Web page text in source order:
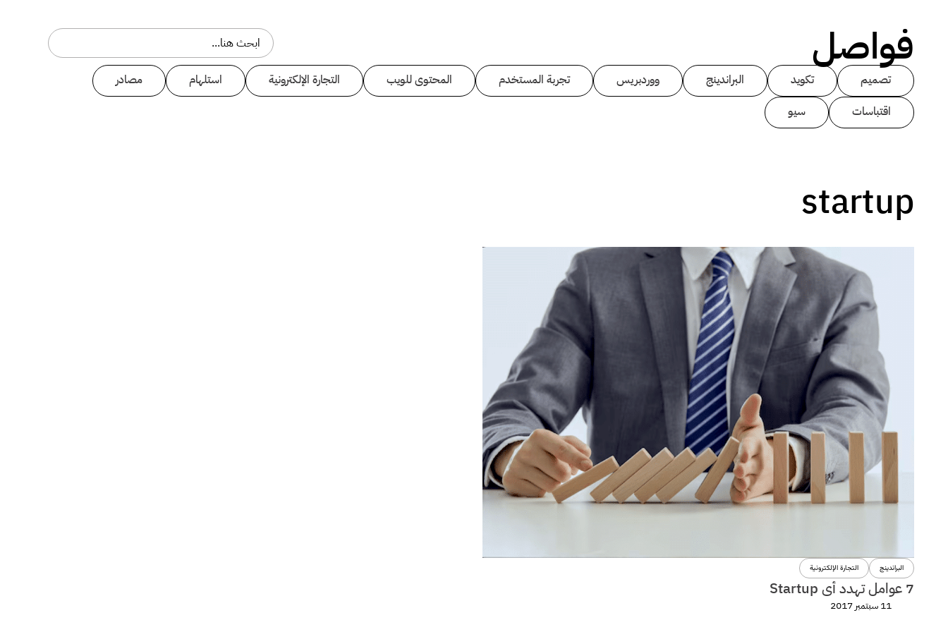
فواصل
تصميم تكويد البراندينج ووردبريس تجربة المستخدم المحتوى للويب التجارة الإلكترونية استلهام
مصادر
اقتباسات
سيو
startup
البراندينج التجارة الإلكترونية
7 عوامل تهدد أى Startup
11 سبتمبر 2017